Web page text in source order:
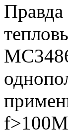
Правда